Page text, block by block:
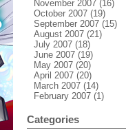
November 2007 (16)
October 2007 (19)
September 2007 (15)
August 2007 (21)
July 2007 (18)
June 2007 (19)
May 2007 (20)
April 2007 (20)
March 2007 (14)
February 2007 (1)
Categories